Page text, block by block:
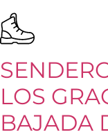
LOS
BAJADA